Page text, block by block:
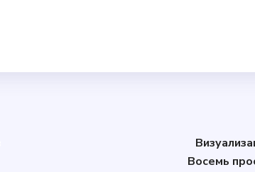
Восемь